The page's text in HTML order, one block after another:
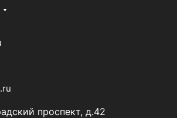
проспект, д.42